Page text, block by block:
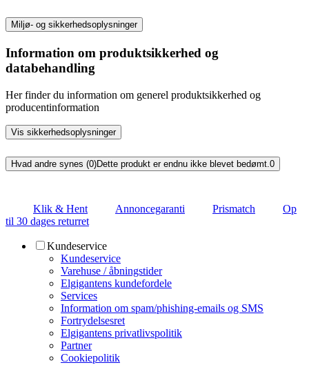
Miljø- og sikkerhedsoplysninger
Information om produktsikkerhed og
databehandling
Her finder du information om generel produktsikkerhed og
producentinformation
Vis sikkerhedsoplysninger
Hvad andre synes (0)Dette produkt er endnu ikke blevet bedømt.0
Klik & Hent Annoncegaranti Prismatch
Op
til 30 dages returret
Kundeservice
Kundeservice
Varehuse / åbningstider
Elgigantens kundefordele
Services
Information om spam/phishing-emails og SMS
Fortrydelsesret
Elgigantens privatlivspolitik
Partner
Cookiepolitik